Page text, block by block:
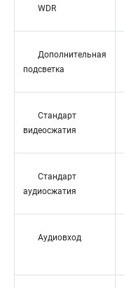
WDR
Дополнительная
подсветка
Стандарт
видеосжатия
Стандарт
аудиосжатия
Аудиовход